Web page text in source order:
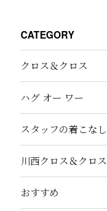
CATEGORY
クロス＆クロス
ハグ オー ワー
スタッフの着こなし
川西クロス＆クロス
おすすめ